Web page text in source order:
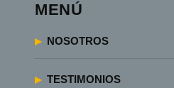
MENÚ
NOSOTROS
TESTIMONIOS